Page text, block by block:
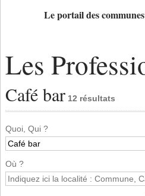
Le portail des
Les
Café bar 12 résultats
Quoi, Qui ?
Où ?